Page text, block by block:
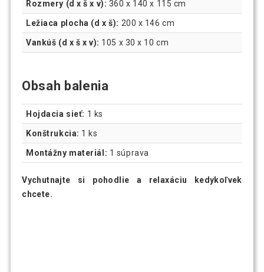
Rozmery (d x š x v): 360 x 140 x 115 cm
Ležiaca plocha (d x š): 200 x 146 cm
Vankúš (d x š x v): 105 x 30 x 10 cm
Obsah balenia
Hojdacia sieť: 1 ks
Konštrukcia: 1 ks
Montážny materiál: 1 súprava
Vychutnajte si pohodlie a relaxáciu kedykoľvek
chcete.